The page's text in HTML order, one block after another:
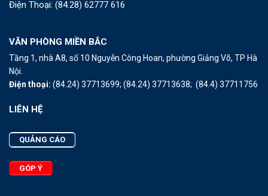
Điện Thoại: (84.28) 62777 616
VĂN PHÒNG MIỀN BẮC
Tầng 1, nhà A8, số 10 Nguyễn Công Hoan, phường Giảng Võ, TP Hà
Nội.
Điện thoại: (84.24) 37713699; (84.24) 37713638; (84.4) 37711756
LIÊN HỆ
QUẢNG CÁO
GÓP Ý